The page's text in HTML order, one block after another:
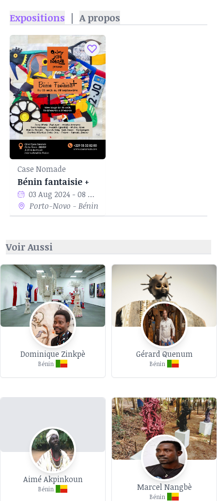
fréquente le complexe scolaire « VIHOUTOU » à
titulaire d’un baccalauréat en série D en 2017.
Pour ses inscriptions universitaires, l’artiste fait
une demande d’inscription à la CBG (Chimie,
Biologie et Géologie) mais sa demande fut rejetée
à cause de sa note en SVT au Baccalauréat.
Expositions | A propos
Case Nomade
Bénin fantaisie +
03 Aug 2024 - 08 Sep 2024
Porto-Novo - Bénin
Voir Aussi
Dominique Zinkpè
Bénin
Gérard Quenum
Bénin
Aimé Akpinkoun
Bénin Marcel Nangbè
Bénin